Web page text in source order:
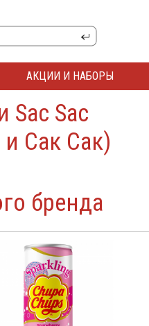
АКЦИИ И НАБОРЫ
Sac Sac
Сак Сак)
бренда